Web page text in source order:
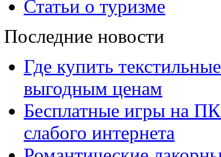
Статьи о туризме
Последние новости
Где купить
выгодным ценам
Бесплатные игры на
слабого интернета